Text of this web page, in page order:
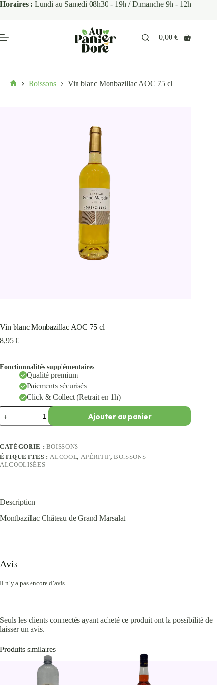
Horaires : Lundi au Samedi 08h30 - 19h / Dimanche 9h - 12h
0,00€
Boissons Vin blanc Monbazillac AOC 75 cl
Vin blanc Monbazillac AOC 75 cl
8,95 €
Fonctionnalités supplémentaires
Qualité premium
Paiements sécurisés
Click & Collect (Retrait en 1h)
Ajouter au panier
CATÉGORIE : BOISSONS
ÉTIQUETTES :ALCOOL, APÉRITIF,BOISSONS
ALCOOLISÉES
Description
Montbazillac Château de Grand Marsalat
Avis
Il n’y a pas encore d’avis.
Seuls les clients connectés ayant acheté ce produit ont la possibilité de
laisser un avis.
Produits similaires